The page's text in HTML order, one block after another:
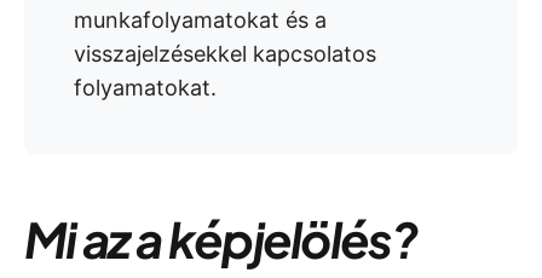
munkafolyamatokat és a
visszajelzésekkel kapcsolatos
folyamatokat.
Mi az a képjelölés?